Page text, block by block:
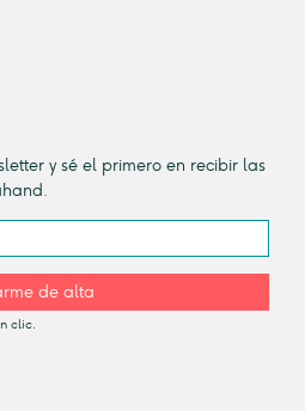
y sé el primero en recibir las
de alta
clic.